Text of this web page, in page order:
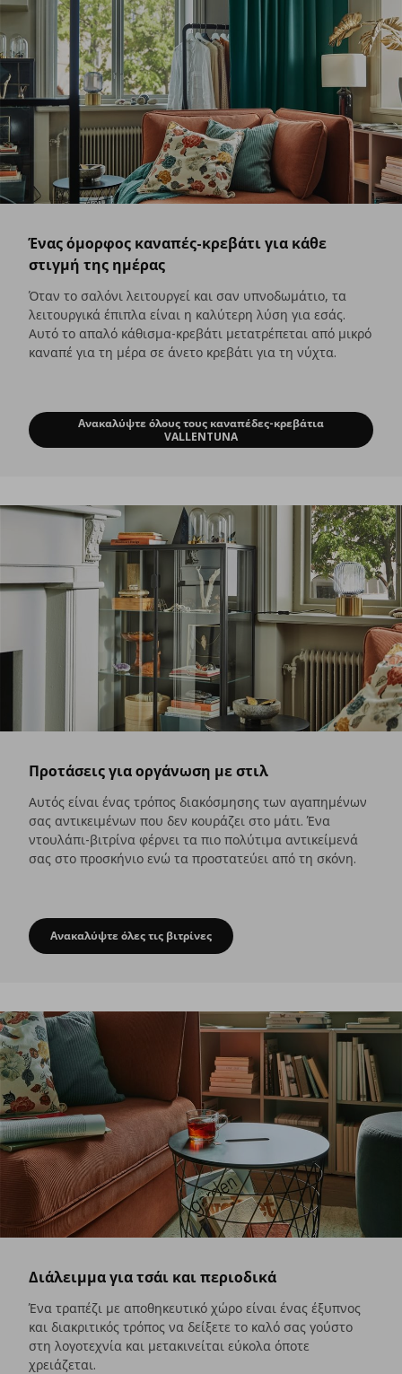
Ένας όμορφος καναπές-κρεβάτι για κάθε
στιγμή της ημέρας
Όταν το σαλόνι λειτουργεί και σαν υπνοδωμάτιο, τα
λειτουργικά έπιπλα είναι η καλύτερη λύση για εσάς.
Αυτό το απαλό κάθισμα-κρεβάτι μετατρέπεται από μικρό
καναπέ για τη μέρα σε άνετο κρεβάτι για τη νύχτα.
Ένας όμορφος καναπές-κρεβάτι για
Ανακαλύψτε όλους τους καναπέδες-κρεβάτια
VALLENTUNA
Προτάσεις για οργάνωση με στιλ
Αυτός είναι ένας τρόπος διακόσμησης των αγαπημένων
σας αντικειμένων που δεν κουράζει στο μάτι. Ένα
ντουλάπι-βιτρίνα φέρνει τα πιο πολύτιμα αντικείμενά
σας στο προσκήνιο ενώ τα προστατεύει από τη σκόνη.
Προτάσεις για οργάνωση με στιλ
Ανακαλύψτε όλες τις βιτρίνες
Διάλειμμα για τσάι και περιοδικά
Ένα τραπέζι με αποθηκευτικό χώρο είναι ένας έξυπνος
και διακριτικός τρόπος να δείξετε το καλό σας γούστο
στη λογοτεχνία και μετακινείται εύκολα όποτε
χρειάζεται.